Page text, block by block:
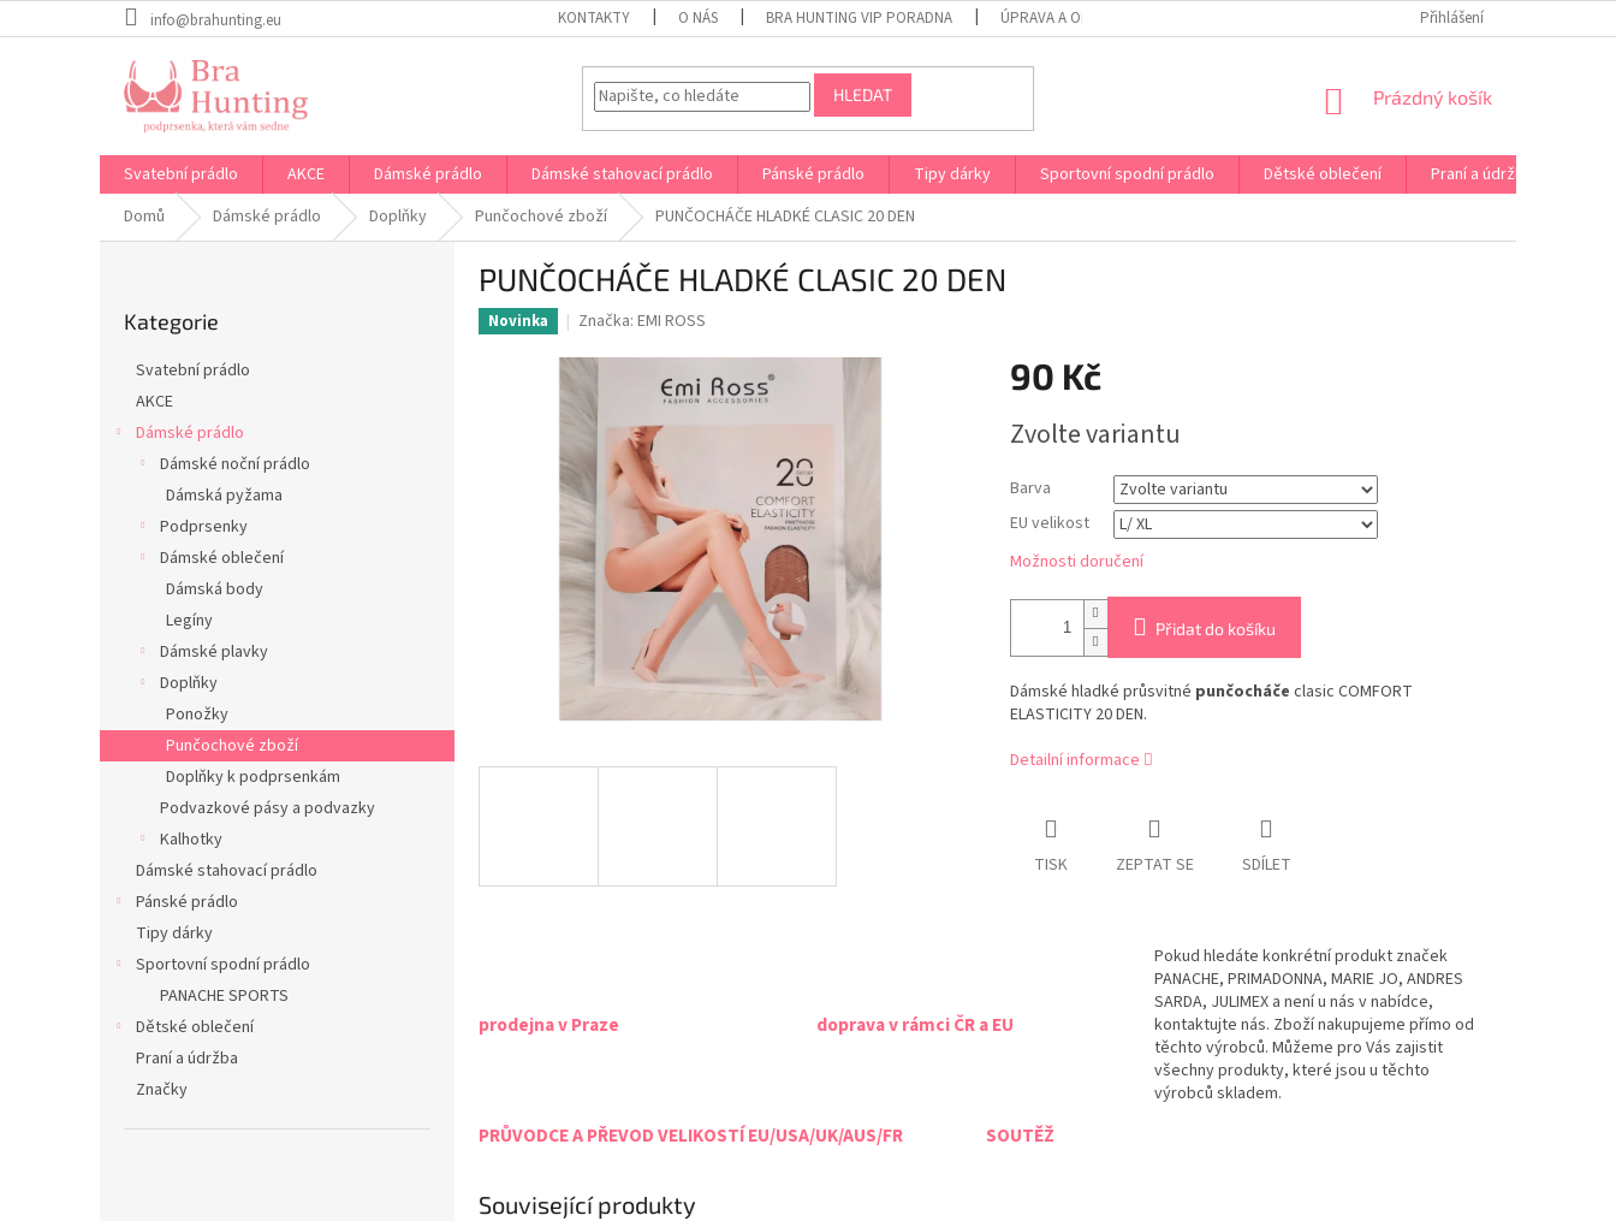
na
info@brahunting.eu KONTAKTY O NÁS BRA HUNTING VIP PORADNA ÚPRAVA A OPRAVA PRÁDLA NA MÍRU DOPRAVA A PLATBA ČR A EU
Přihlášení
HLEDAT
NÁKUPNÍ
Prázdný košík
Svatební prádlo AKCE Dámské prádlo Dámské stahovací prádlo Pánské prádlo Tipy dárky Sportovní spodní prádlo Dětské oblečení Praní a údržba
Domů
Dámské prádlo Doplňky Punčochové zboží PUNČOCHÁČE HLADKÉ CLASIC 20 DEN
kategorie
Kategorie
Svatební prádlo
AKCE
Dámské prádlo
Dámské noční prádlo
Dámská pyžama
Podprsenky
Dámské oblečení
Dámská body
Legíny
Dámské plavky
Doplňky
Ponožky
Punčochové zboží
Doplňky k podprsenkám
Podvazkové pásy a podvazky
Kalhotky
Dámské stahovací prádlo
Pánské prádlo
Tipy dárky
Sportovní spodní prádlo
PANACHE SPORTS
Dětské oblečení
Praní a údržba
Značky
PUNČOCHÁČE HLADKÉ CLASIC 20 DEN
Novinka Značka: EMI ROSS
90 Kč
cena:
Zvolte variantu
Barva
EU velikost
Možnosti doručení
Přidat do košíku
Dámské hladké průsvitné punčocháče clasic COMFORT
ELASTICITY 20 DEN.
Detailní informace
TISK ZEPTAT SE SDÍLET
prodejna v Praze doprava v rámci ČR a EU
Pokud hledáte konkrétní produkt značek
PANACHE, PRIMADONNA, MARIE JO, ANDRES
SARDA, JULIMEX a není u nás v nabídce,
kontaktujte nás. Zboží nakupujeme přímo od
těchto výrobců. Můžeme pro Vás zajistit
všechny produkty, které jsou u těchto
výrobců skladem.
PRŮVODCE A PŘEVOD VELIKOSTÍ EU/USA/UK/AUS/FR SOUTĚŽ
Související produkty